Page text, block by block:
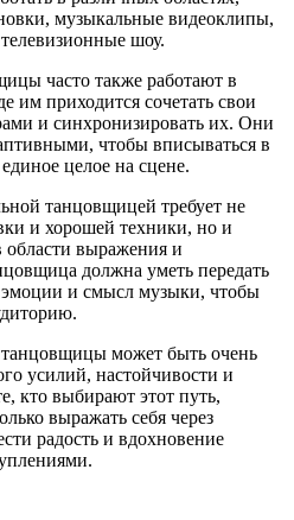
музыкальные видеоклипы,
шоу.
часто также работают в
им приходится сочетать свои
и синхронизировать их. Они
чтобы вписываться в
целое на сцене.
танцовщицей требует не
и хорошей техники, но и
области выражения и
должна уметь передать
эмоции и смысл музыки, чтобы
может быть очень
усилий, настойчивости и
кто выбирают этот путь,
выражать себя через
радость и вдохновение